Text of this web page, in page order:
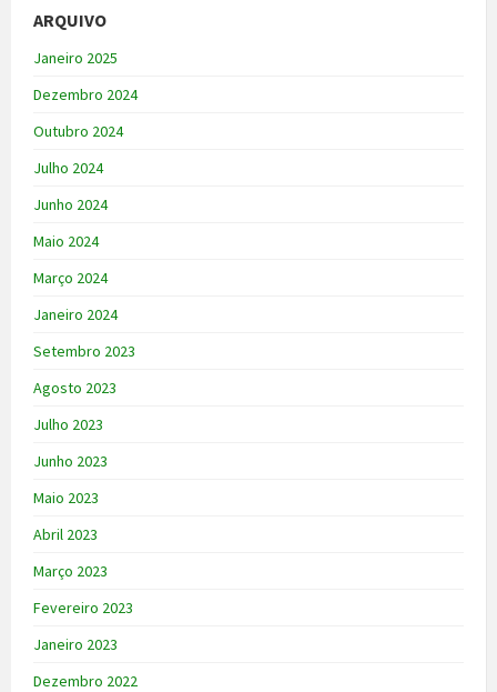
ARQUIVO
Janeiro 2025
Dezembro 2024
Outubro 2024
Julho 2024
Junho 2024
Maio 2024
Março 2024
Janeiro 2024
Setembro 2023
Agosto 2023
Julho 2023
Junho 2023
Maio 2023
Abril 2023
Março 2023
Fevereiro 2023
Janeiro 2023
Dezembro 2022